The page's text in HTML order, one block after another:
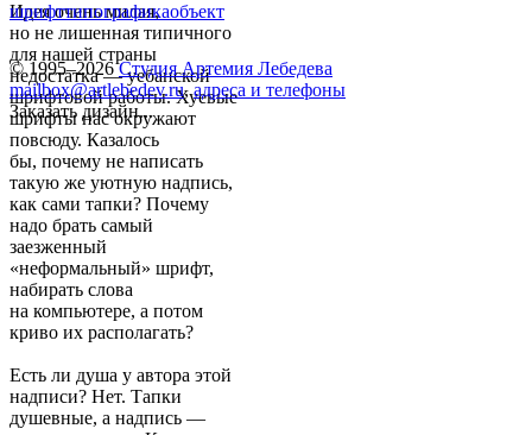
Идея очень милая,
но не лишенная типичного
для нашей страны
недостатка — уебанской
шрифтовой работы. Хуевые
шрифты нас окружают
повсюду. Казалось
бы, почему не написать
такую же уютную надпись,
как сами тапки? Почему
надо брать самый
заезженный
«неформальный» шрифт,
набирать слова
на компьютере, а потом
криво их располагать?
Есть ли душа у автора этой
надписи? Нет. Тапки
душевные, а надпись —
шрифттипографикаобъект
© 1995–2026 Студия Артемия Лебедева
mailbox@artlebedev.ru, адреса и телефоны
Заказать дизайн...